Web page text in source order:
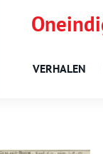
VERHALEN